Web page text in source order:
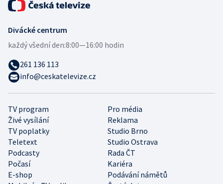
TV program
Pro média
Živé vysílání
Reklama
TV poplatky
Studio Brno
Teletext
Studio Ostrava
Podcasty
Rada ČT
Počasí
Kariéra
E-shop
Podávání námětů
Divácké centrum
každý všední den:8:00—16:00 hodin
261 136 113
info@ceskatelevize.cz